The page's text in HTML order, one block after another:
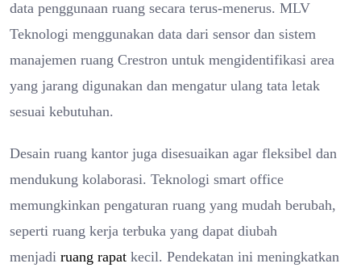
data penggunaan ruang secara terus-menerus. MLV
Teknologi menggunakan data dari sensor dan sistem
manajemen ruang Crestron untuk mengidentifikasi area
yang jarang digunakan dan mengatur ulang tata letak
sesuai kebutuhan.
Desain ruang kantor juga disesuaikan agar fleksibel dan
mendukung kolaborasi. Teknologi smart office
memungkinkan pengaturan ruang yang mudah berubah,
seperti ruang kerja terbuka yang dapat diubah
menjadi ruang rapat kecil. Pendekatan ini meningkatkan